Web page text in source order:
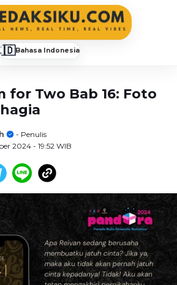
🇮🇩Bahasa Indonesia
for Two Bab 16: Foto
- Penulis
2024 - 19:52 WIB